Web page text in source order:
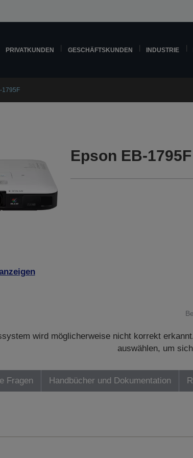
PRIVATKUNDEN GESCHÄFTSKUNDEN INDUSTRIE
1795F
Epson EB-
wird möglicherweise nicht korrekt
auswählen, um
Fragen Handbücher und Dokumentation